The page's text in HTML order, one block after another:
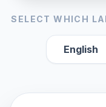
SELECT WHICH